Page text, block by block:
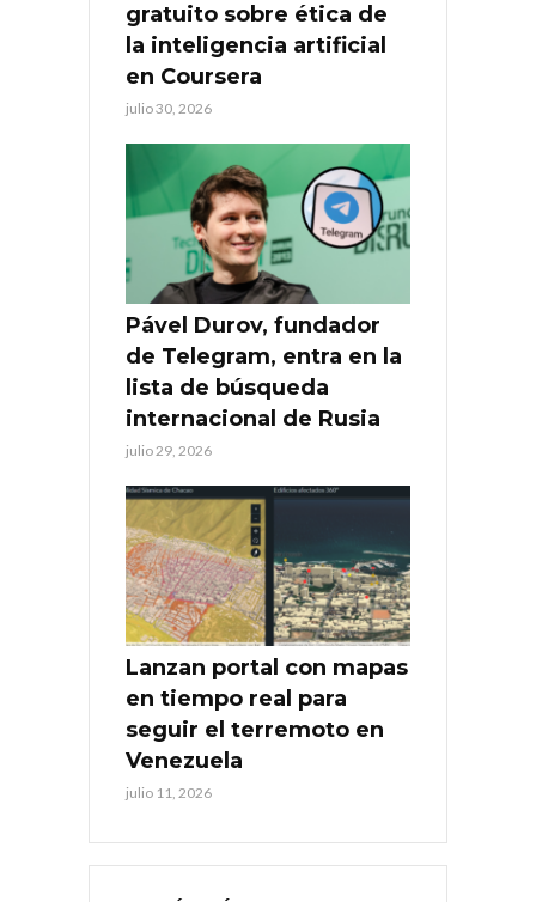
gratuito sobre ética de
la inteligencia artificial
en Coursera
julio 30, 2026
Pável Durov, fundador
de Telegram, entra en la
lista de búsqueda
internacional de Rusia
julio 29, 2026
Lanzan portal con mapas
en tiempo real para
seguir el terremoto en
Venezuela
julio 11, 2026